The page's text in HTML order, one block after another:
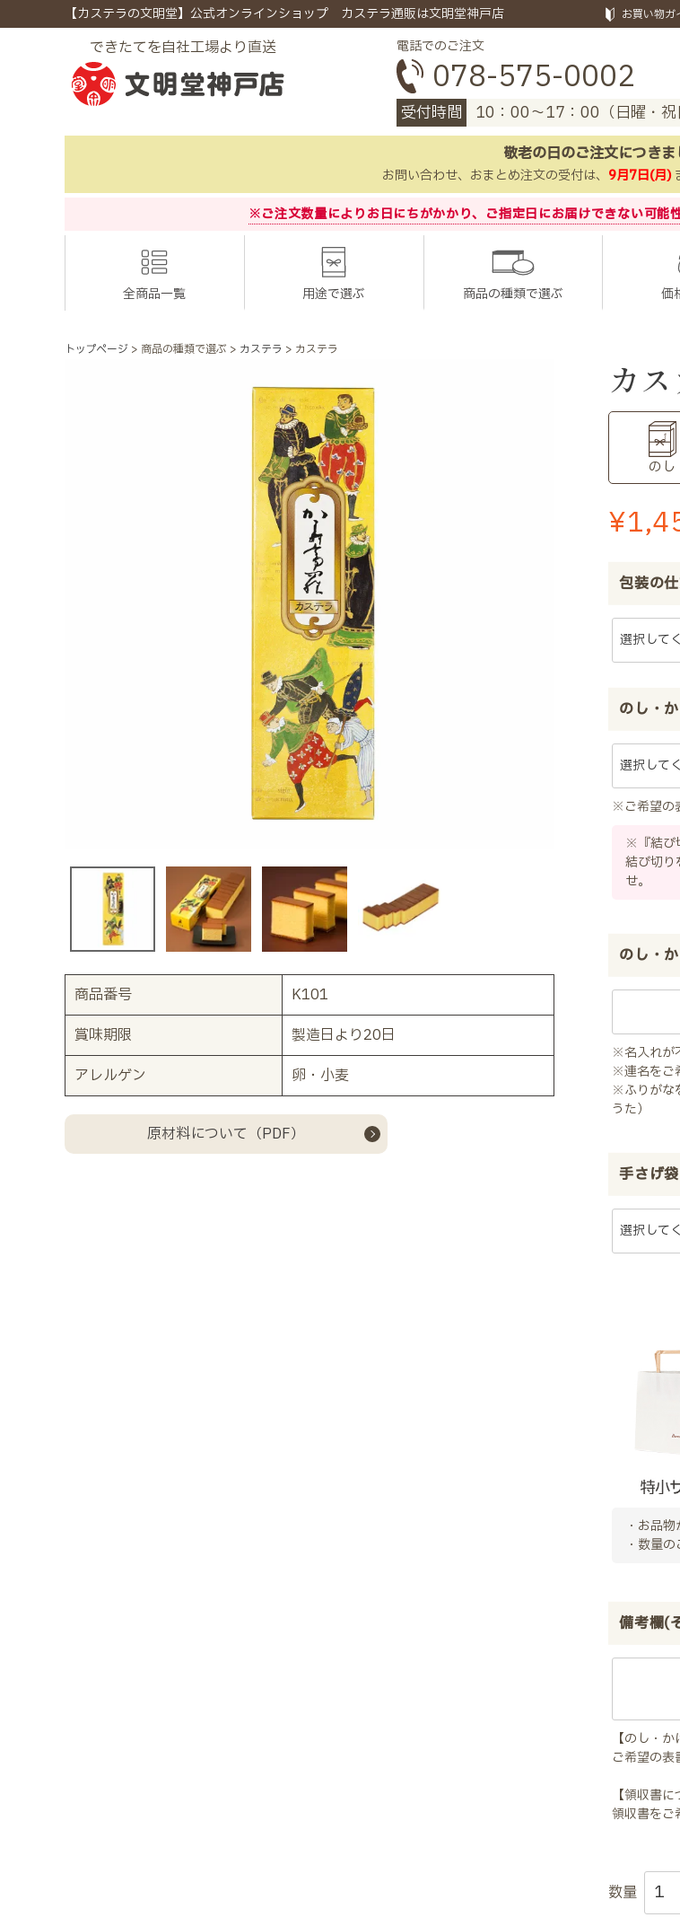
【カステラの文明堂】公式オンラインショップ カステラ通販は文明堂神戸店 お買い物ガ
できたてを自社工場より直送
電話でのご注文
078-575-0002
受付時間 10：00～17：00（日曜・祝
敬老の日のご注文につきま
お問い合わせ、おまとめ注文の受付は、 9月7日(月)
※ご注文数量によりお日にちがかかり、 ご指定日にお届けできない可能
全商品一覧 用途で選ぶ 商品の種類で選ぶ 価
トップページ 商品の種類で選ぶ カステラ カステラ
商品番号
K101
賞味期限
製造日より20日
アレルゲン
卵・小麦
原材料について（PDF）
カ
のし
¥
包装の
のし・
※ご希望の
※『結び
結び切り
せ。
のし・
※名入れが
※連名をご
※ふりがな
うた）
手さげ袋
・お品
・数量
備考欄(
【のし・
ご希望の表
【領収書に
領収書をご